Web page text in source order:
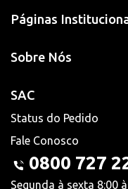
Páginas
Sobre Nós
SAC
Status do Pedido
Fale Conosco
0800 727
Segunda à sexta 8:00